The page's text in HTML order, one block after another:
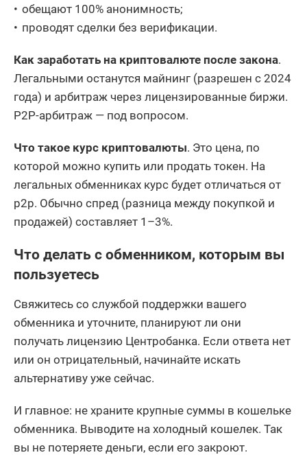
обещают 100% анонимность;
проводят сделки без верификации.
Как заработать на криптовалюте после закона.
Легальными останутся майнинг (разрешен с 2024
года) и арбитраж через лицензированные биржи.
P2P-арбитраж — под вопросом.
Что такое курс криптовалюты. Это цена, по
которой можно купить или продать токен. На
легальных обменниках курс будет отличаться от
p2p. Обычно спред (разница между покупкой и
продажей) составляет 1–3%.
Что делать с обменником, которым вы
пользуетесь
Свяжитесь со службой поддержки вашего
обменника и уточните, планируют ли они
получать лицензию Центробанка. Если ответа нет
или он отрицательный, начинайте искать
альтернативу уже сейчас.
И главное: не храните крупные суммы в кошельке
обменника. Выводите на холодный кошелек. Так
вы не потеряете деньги, если его закроют.